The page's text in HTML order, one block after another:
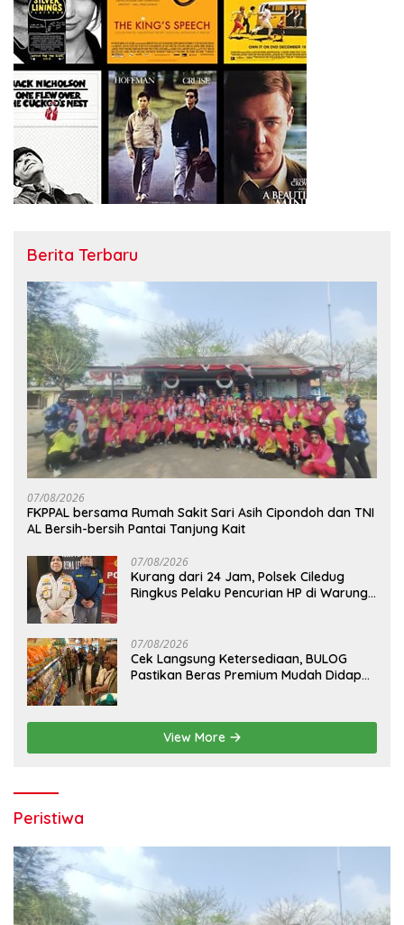
Berita Terbaru
07/08/2026
FKPPAL bersama Rumah Sakit Sari Asih Cipondoh dan TNI
AL Bersih-bersih Pantai Tanjung Kait
07/08/2026
Kurang dari 24 Jam, Polsek Ciledug
Ringkus Pelaku Pencurian HP di Warung
07/08/2026
Cek Langsung Ketersediaan, BULOG
Pastikan Beras Premium Mudah Didapat
View More
Peristiwa